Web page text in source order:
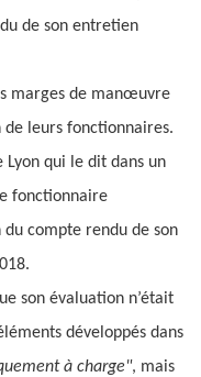
de son entretien
marges de manœuvre
leurs fonctionnaires.
Lyon qui le dit dans un
fonctionnaire
compte rendu de son
son évaluation n’était
développés dans
à charge", mais